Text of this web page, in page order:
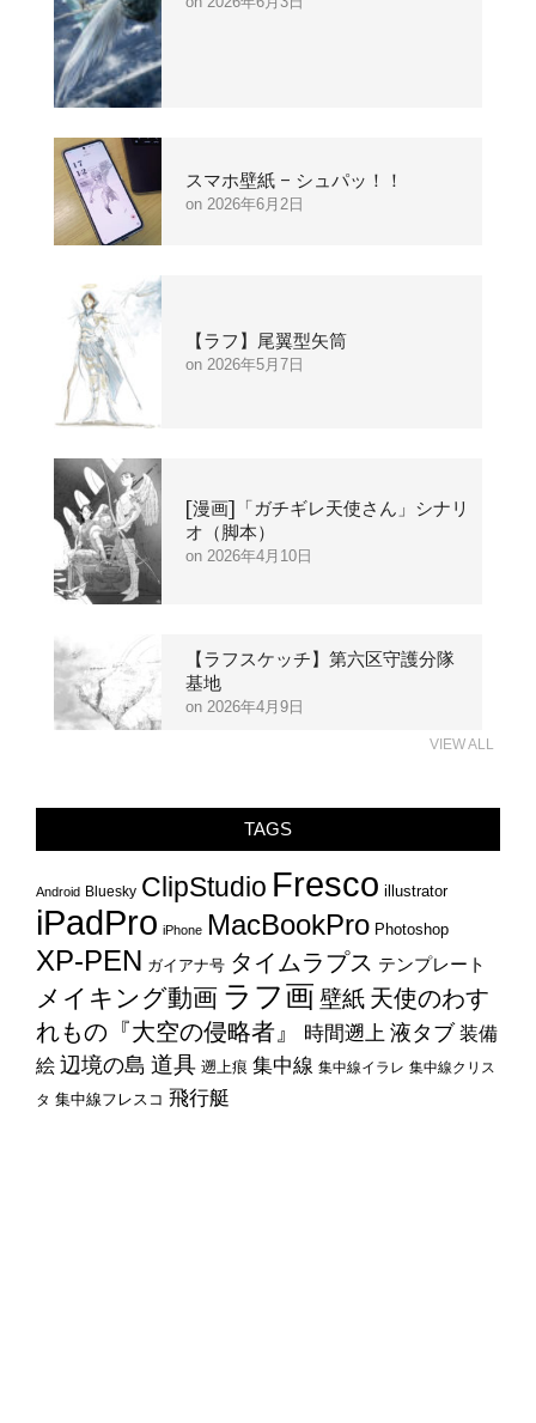
スマホ壁紙 – 空飛ぶ要塞トビヲ
スマホ壁紙 – シュパッ！！
【ラフ】尾翼型矢筒
[漫画]「ガチギレ天使さん」シナリ
オ（脚本）
【ラフスケッチ】第六区守護分隊
基地
Android Bluesky ClipStudioFresco illustrator
iPadPro iPhone MacBookPro Photoshop
XP-PEN ガイアナ号 タイムラプス テンプレート
メイキング動画ラフ画壁紙 天使のわす
れもの『大空の侵略者』 時間遡上 液タブ 装備
絵 辺境の島道具 遡上痕